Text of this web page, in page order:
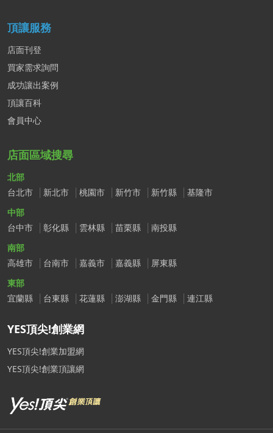
頂讓服務
店面刊登
買家需求詢問
成功讓出案例
頂讓百科
會員中心
店面區域搜尋
北部
台北市
新北市 桃園市 新竹市 新竹縣
基隆市
中部
台中市
彰化縣 雲林縣 苗栗縣
南投縣
南部
高雄市
台南市 嘉義市 嘉義縣
屏東縣
東部
宜蘭縣
台東縣 花蓮縣 澎湖縣 金門縣 連江縣
YES頂尖!創業網
YES頂尖!創業加盟網
YES頂尖!創業頂讓網